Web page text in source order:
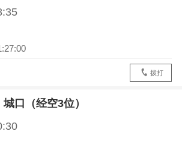
拨打
城口（经空3位）